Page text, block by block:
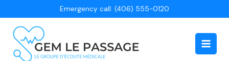
au
contenu
Emergency call: (406) 555-0120
Main